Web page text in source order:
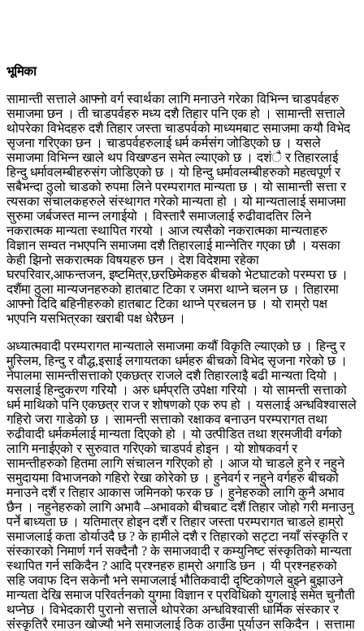
भूमिका
सामान्ती सत्ताले आफ्नो वर्ग स्वार्थका लागि मनाउने गरेका विभिन्न चाडपर्वहरु
समाजमा छन । ती चाडपर्वहरु मध्य दशै तिहार पनि एक हो । सामान्ती सत्ताले
थोपरेका विभेदहरु दशै तिहार जस्ता चाडपर्वको माध्यमबाट समाजमा कयौ विभेद
सृजना गरिएका छन । चाडपर्वहरुलाई धर्म कर्मसंग जोडिएको छ । यसले
समाजमा विभिन्न खाले थप विखण्डन समेत ल्याएको छ । दशंै र तिहारलाई
हिन्दु धर्मावलम्बीहरुसंग जोडिएको छ । यो हिन्दु धर्मावलम्बीहरुको महत्वपूर्ण र
सबैभन्दा ठुलो चाडको रुपमा लिने परम्परागत मान्यता छ । यो सामान्ती सत्ता र
त्यसका संचालकहरुले संस्थागत गरेको मान्यता हो । यो मान्यतालाई समाजमा
सुरुमा जर्बजस्त मान्न लगाईयो । विस्तारै समाजलाई रुढीवादतिर लिने
नकरात्मक मान्यता स्थापित गरयो । आज त्यसैको नकरात्मका मान्यताहरु
विज्ञान सम्वत नभएपनि समाजमा दशै तिहारलाई मान्नेतिर गएका छौ । यसका
केही झिनो सकरात्मक विषयहरु छन । देश विदेशमा रहेका
घरपरिवार,आफन्तजन, इष्टमित्र,छरछिमेकहरु बीचको भेटघाटको परम्परा छ ।
दशैंमा ठुला मान्यजनहरुको हातबाट टिका र जमरा थाप्ने चलन छ । तिहारमा
आफ्नो दिदि बहिनीहरुको हातबाट टिका थाप्ने प्रचलन छ । यो राम्रो पक्ष
भएपनि यसभित्रका खराबी पक्ष धेरैछन ।
अध्यात्मवादी परम्परागत मान्यताले समाजमा कयौं विकृति ल्याएको छ । हिन्दु र
मुस्लिम, हिन्दु र वौद्ध,इसाई लगायतका धर्महरु बीचको विभेद सृजना गरेको छ ।
नेपालमा सामन्तीसत्ताको एकछत्र राजले दशै तिहारलाइै बढी मान्यता दियो ।
यसलाई हिन्दुकरण गरियोे । अरु धर्मप्रति उपेक्षा गरियो । यो सामन्ती सत्ताको
धर्म माथिको पनि एकछत्र राज र शोषणको एक रुप हो । यसलाई अन्धविश्वासले
गहिरो जरा गाडेको छ । सामन्ती सत्ताको रक्षाकव बनाउन परम्परागत तथा
रुढीवादी धर्मकर्मलाई मान्यता दिएको हो । यो उत्पीडित तथा श्रमजीवी वर्गको
लागि मनाईएको र सुरुवात गरिएको चाडपर्व होइन । यो शोषकवर्ग र
सामन्तीहरुको हितमा लागि संचालन गरिएको हो । आज यो चाडले हुने र नहुने
समुदायमा विभाजनको गहिरो रेखा कोरेको छ । हुनेवर्ग र नहुने वर्गहरु बीचको
मनाउने दशैं र तिहार आकास जमिनको फरक छ । हुनेहरुको लागि कुनै अभाव
छैन । नहुनेहरुको लागि अभावै –अभावको बीचबाट दशैं तिहार जोहो गरी मनाउनु
पर्ने बाध्यता छ । यतिमात्र होइन दशैं र तिहार जस्ता परम्परागत चाडले हाम्रो
समाजलाई कता डोर्याउदै छ ? के हामीले दशै र तिहारको सट्टा नयाँ संस्कृति र
संस्कारको निमार्ण गर्न सक्दैनौ ? के समाजवादी र कम्युनिष्ट संस्कृतिको मान्यता
स्थापित गर्न सकिदैन ? आदि प्रश्नहरु हाम्रो अगाडि छन । यी प्रश्नहरुको
सहि जवाफ दिन सकेनौ भने समाजलाई भौतिकवादी दृष्टिकोणले बुझ्ने बुझाउने
मान्यता देखि समाज परिवर्तनको युगमा विज्ञान र प्रविधिको युगलाई समेत चुनौती
थप्नेछ । विभेदकारी पुरानो सत्ताले थोपरेका अन्धविश्वासी धार्मिक संस्कार र
संंस्कृतिरै रमाउन खोज्यौ भने समाजलाई ठिक ठाउँमा पुर्याउन सकिदैन । सत्तामा